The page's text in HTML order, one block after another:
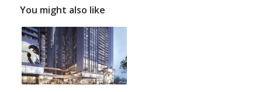
You might also like